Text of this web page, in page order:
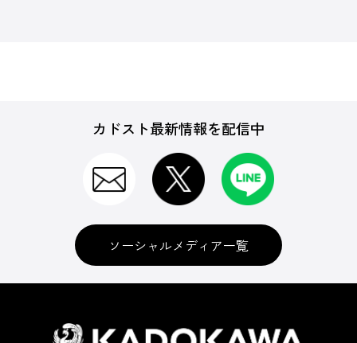
カドスト最新情報を配信中
ソーシャルメディア一覧